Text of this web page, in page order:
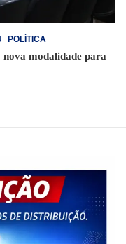
POLÍTICA
modalidade para